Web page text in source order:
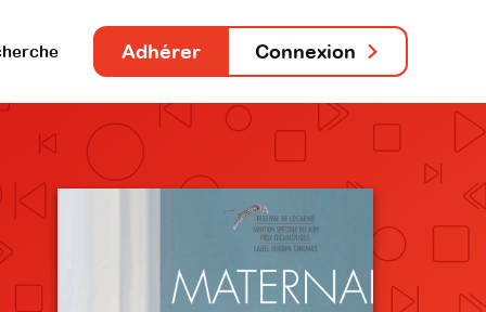
Adhérer Connexion